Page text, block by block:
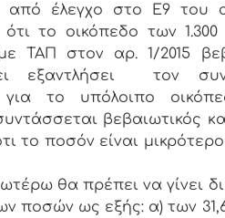
από έλεγχο στο Ε9 του
ότι το οικόπεδο των
ΤΑΠ στον αρ. 1/2015
εξαντλήσει τον
το υπόλοιπο
βεβαιωτικός
το ποσόν είναι
θα πρέπει να γίνει
ποσών ως εξής: α) των